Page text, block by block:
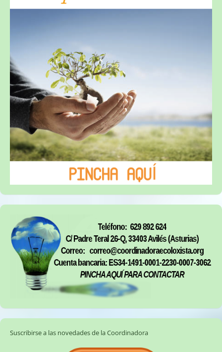
Suscribirse a las novedades de la Coordinadora